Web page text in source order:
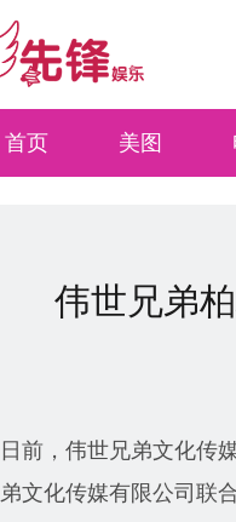
首页 美图
伟世兄弟
日前，伟世兄弟文化传
弟文化传媒有限公司联